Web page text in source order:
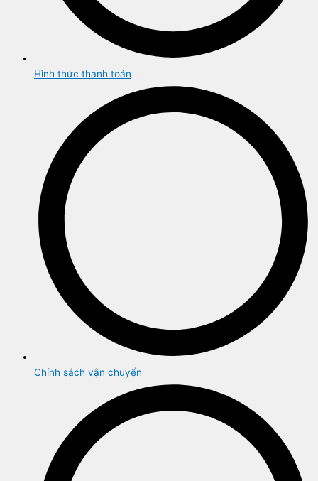
Hình thức thanh toán
Chính sách vận chuyển